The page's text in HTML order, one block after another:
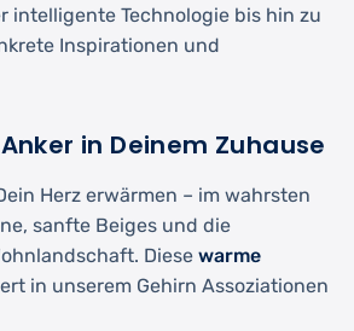
intelligente Technologie bis hin zu
Inspirationen und
in Deinem Zuhause
Herz erwärmen – im wahrsten
sanfte Beiges und die
Diese warme
in unserem Gehirn Assoziationen